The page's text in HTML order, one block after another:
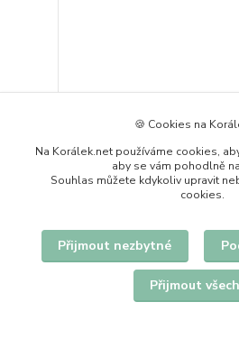
Černý náhrdelník s květem
🍪 Cookies na
Na Korálek.net používáme cookies,
aby se vám pohodlně
Souhlas můžete kdykoliv upravit
cookies.
Přijmout nezbytné
Přijmout